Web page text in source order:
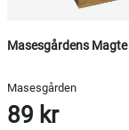
Masesgårdens Magte
Masesgården
89 kr